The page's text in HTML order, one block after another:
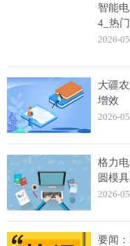
智能
4_热
2026-
大疆
增效
2026-
格力
圆模
2026-
要闻